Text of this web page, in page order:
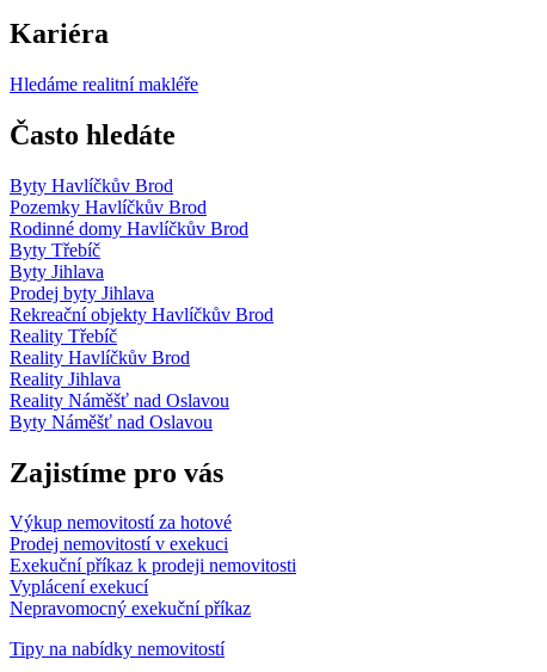
Kariéra
Hledáme realitní makléře
Často hledáte
Byty Havlíčkův Brod
Pozemky Havlíčkův Brod
Rodinné domy Havlíčkův Brod
Byty Třebíč
Byty Jihlava
Prodej byty Jihlava
Rekreační objekty Havlíčkův Brod
Reality Třebíč
Reality Havlíčkův Brod
Reality Jihlava
Reality Náměšť nad Oslavou
Byty Náměšť nad Oslavou
Zajistíme pro vás
Výkup nemovitostí za hotové
Prodej nemovitostí v exekuci
Exekuční příkaz k prodeji nemovitosti
Vyplácení exekucí
Nepravomocný exekuční příkaz
Tipy na nabídky nemovitostí